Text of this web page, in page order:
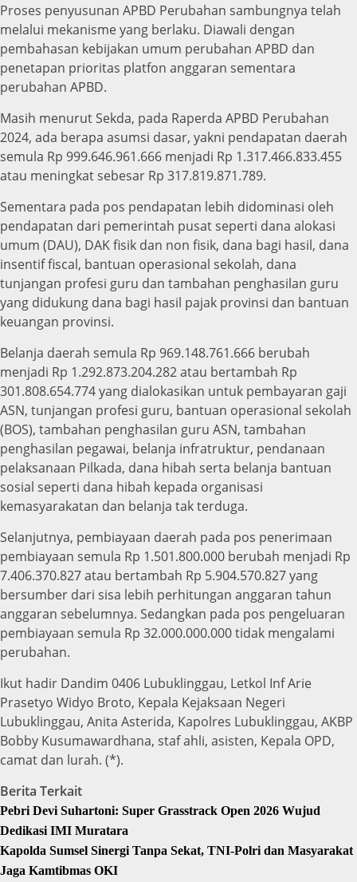
Proses penyusunan APBD Perubahan sambungnya telah
melalui mekanisme yang berlaku. Diawali dengan
pembahasan kebijakan umum perubahan APBD dan
penetapan prioritas platfon anggaran sementara
perubahan APBD.
Masih menurut Sekda, pada Raperda APBD Perubahan
2024, ada berapa asumsi dasar, yakni pendapatan daerah
semula Rp 999.646.961.666 menjadi Rp 1.317.466.833.455
atau meningkat sebesar Rp 317.819.871.789.
Sementara pada pos pendapatan lebih didominasi oleh
pendapatan dari pemerintah pusat seperti dana alokasi
umum (DAU), DAK fisik dan non fisik, dana bagi hasil, dana
insentif fiscal, bantuan operasional sekolah, dana
tunjangan profesi guru dan tambahan penghasilan guru
yang didukung dana bagi hasil pajak provinsi dan bantuan
keuangan provinsi.
Belanja daerah semula Rp 969.148.761.666 berubah
menjadi Rp 1.292.873.204.282 atau bertambah Rp
301.808.654.774 yang dialokasikan untuk pembayaran gaji
ASN, tunjangan profesi guru, bantuan operasional sekolah
(BOS), tambahan penghasilan guru ASN, tambahan
penghasilan pegawai, belanja infratruktur, pendanaan
pelaksanaan Pilkada, dana hibah serta belanja bantuan
sosial seperti dana hibah kepada organisasi
kemasyarakatan dan belanja tak terduga.
Selanjutnya, pembiayaan daerah pada pos penerimaan
pembiayaan semula Rp 1.501.800.000 berubah menjadi Rp
7.406.370.827 atau bertambah Rp 5.904.570.827 yang
bersumber dari sisa lebih perhitungan anggaran tahun
anggaran sebelumnya. Sedangkan pada pos pengeluaran
pembiayaan semula Rp 32.000.000.000 tidak mengalami
perubahan.
Ikut hadir Dandim 0406 Lubuklinggau, Letkol Inf Arie
Prasetyo Widyo Broto, Kepala Kejaksaan Negeri
Lubuklinggau, Anita Asterida, Kapolres Lubuklinggau, AKBP
Bobby Kusumawardhana, staf ahli, asisten, Kepala OPD,
camat dan lurah. (*).
Berita Terkait
Pebri Devi Suhartoni: Super Grasstrack Open 2026 Wujud
Dedikasi IMI Muratara
Kapolda Sumsel Sinergi Tanpa Sekat, TNI-Polri dan Masyarakat
Jaga Kamtibmas OKI